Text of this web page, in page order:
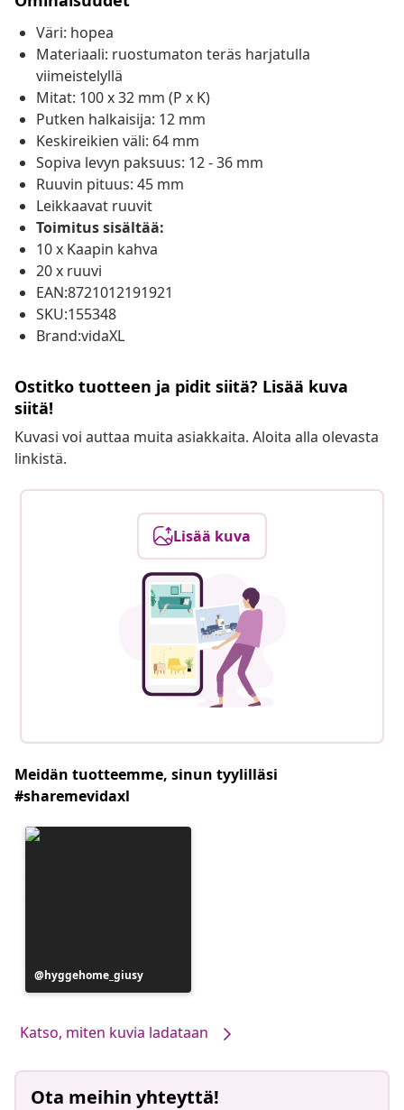
Väri: hopea
Materiaali: ruostumaton teräs harjatulla
viimeistelyllä
Mitat: 100 x 32 mm (P x K)
Putken halkaisija: 12 mm
Keskireikien väli: 64 mm
Sopiva levyn paksuus: 12 - 36 mm
Ruuvin pituus: 45 mm
Leikkaavat ruuvit
Toimitus sisältää:
10 x Kaapin kahva
20 x ruuvi
EAN:8721012191921
SKU:155348
Brand:vidaXL
Ostitko tuotteen ja pidit siitä? Lisää kuva
siitä!
Kuvasi voi auttaa muita asiakkaita. Aloita alla olevasta
linkistä.
Lisää kuva
Meidän tuotteemme, sinun tyylilläsi
#sharemevidaxl
Julkaissut
hyggehome_giusy
Katso, miten kuvia ladataan
Ota meihin yhteyttä!